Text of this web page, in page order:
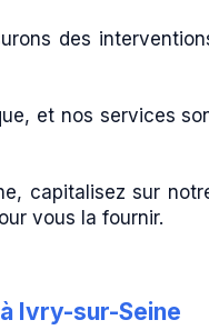
des
et nos services
capitalisez sur
vous la fournir.
Ivry-sur-Seine